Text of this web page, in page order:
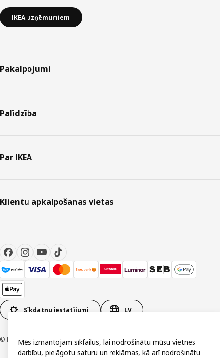
IKEA uzņēmumiem
Pakalpojumi
Palīdzība
Par IKEA
Klientu apkalpošanas vietas
Sīkdatņu iestatījumi LV
© Inter IKEA Systems B.V. 1999-2026
Mēs izmantojam sīkfailus, lai nodrošinātu mūsu vietnes
darbību, pielāgotu saturu un reklāmas, kā arī nodrošinātu